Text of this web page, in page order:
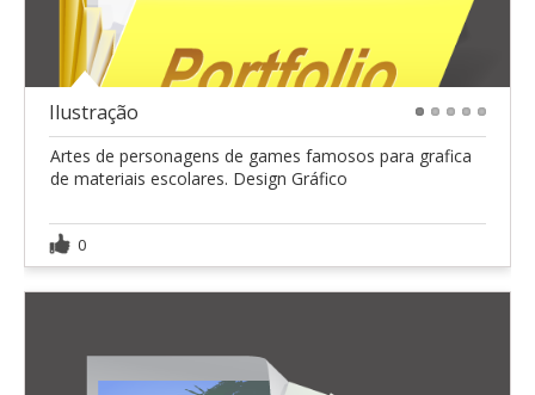
Ilustração
Artes de personagens de games famosos para grafica
de materiais escolares. Design Gráfico
0